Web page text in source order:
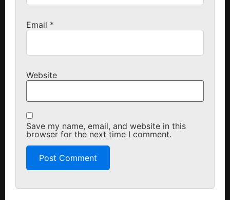
Email *
Website
Save my name, email, and website in this
browser for the next time I comment.